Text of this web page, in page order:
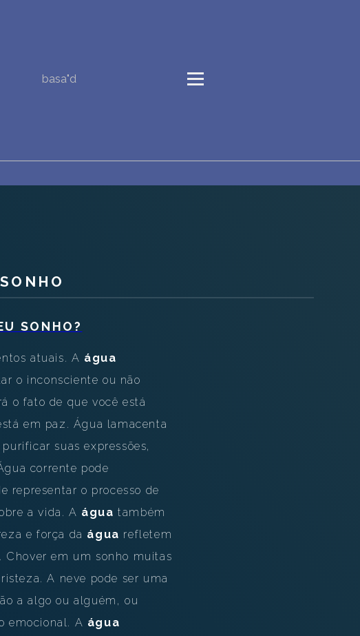
basa"d
SONHO?
atuais. A água
o inconsciente ou não
o fato de que você está
em paz. Água lamacenta
suas expressões,
corrente pode
representar o processo de
a vida. A água também
e força da água refletem
Chover em um sonho muitas
A neve pode ser uma
a algo ou alguém, ou
emocional. A água